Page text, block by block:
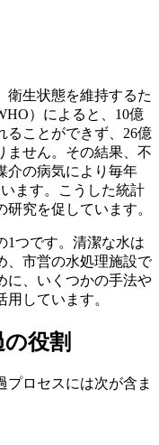
衛生状態を維持するた
）によると、10億
ることができず、26億
ません。その結果、不
介の病気により毎年
ます。こうした統計
究を促しています。
1つです。清潔な水は
、市営の水処理施設で
に、いくつかの手法や
しています。
役割
プロセスには次が含ま